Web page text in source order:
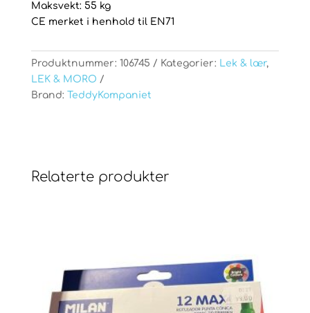
Maksvekt: 55 kg
CE merket i henhold til EN71
Produktnummer: 106745 Kategorier: Lek & lær,
LEK & MORO
Brand: TeddyKompaniet
Relaterte produkter